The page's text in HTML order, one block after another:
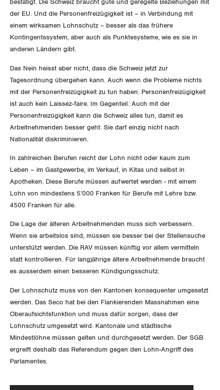
Geld und Währung
Aussenwirtschaft
Berufliche Vorsorge
Arbeitslosenversicherung
Unfallversicherung
Gesundheit
CORONA-VIRUS
SERVICE PUBLIC
Verkehr
Post
Energie und Umwelt
Kommunikation und Medien
Gleichstellung von Frauen und Männern
Gleichstellung von LGBTI
Schweiz
Landesstreik
SERVICE
LOHNRECHNER
WEITERBILDUNG
NEWSLETTER
Bestellformular
DER SGB
Präsidialausschuss
Feministische Kommission
Jugendkommission
KANTONALE BÜNDE
Beide Basel
ANGESCHLOSSENE VERBÄNDE
OFFENE STELLEN
Medien
Publikationen
Artikel
Medienmitteilungen
Dossier
Vernehmlassungen
Blog Daniel Lampart
Der Europa-Blog
Kontakt
bestätigt. Die Schweiz braucht gute und geregelte Beziehungen mit
der EU. Und die Personenfreizügigkeit ist – in Verbindung mit
einem wirksamen Lohnschutz – besser als das frühere
Kontingentssystem, aber auch als Punktesysteme, wie es sie in
anderen Ländern gibt.
Das Nein heisst aber nicht, dass die Schweiz jetzt zur
Tagesordnung übergehen kann. Auch wenn die Probleme nichts
mit der Personenfreizügigkeit zu tun haben. Personenfreizügigkeit
ist auch kein Laissez-faire. Im Gegenteil: Auch mit der
Personenfreizügigkeit kann die Schweiz alles tun, damit es
Arbeitnehmenden besser geht. Sie darf einzig nicht nach
Nationalität diskriminieren.
In zahlreichen Berufen reicht der Lohn nicht oder kaum zum
Leben – im Gastgewerbe, im Verkauf, in Kitas und selbst in
Apotheken. Diese Berufe müssen aufwertet werden - mit einem
Lohn von mindestens 5’000 Franken für Berufe mit Lehre bzw.
4500 Franken für alle.
Die Lage der älteren Arbeitnehmenden muss sich verbessern.
Wenn sie arbeitslos sind, müssen sie besser bei der Stellensuche
unterstützt werden. Die RAV müssen künftig vor allem vermitteln
statt kontrollieren. Für langjährige ältere Arbeitnehmende braucht
es ausserdem einen besseren Kündigungsschutz.
Der Lohnschutz muss von den Kantonen konsequenter umgesetzt
werden. Das Seco hat bei den Flankierenden Massnahmen eine
Oberaufsichtsfunktion und muss dafür sorgen, dass der
Lohnschutz umgesetzt wird. Kantonale und städtische
Mindestlöhne müssen gelten und durchgesetzt werden. Der SGB
ergreift deshalb das Referendum gegen den Lohn-Angriff des
Parlamentes.